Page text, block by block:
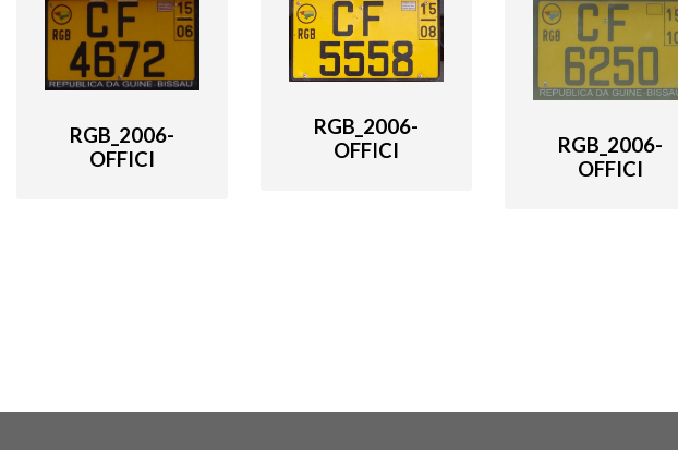
RGB_2006-
OFFICI
RGB_2006-
OFFICI
RGB_2006-
OFFICI